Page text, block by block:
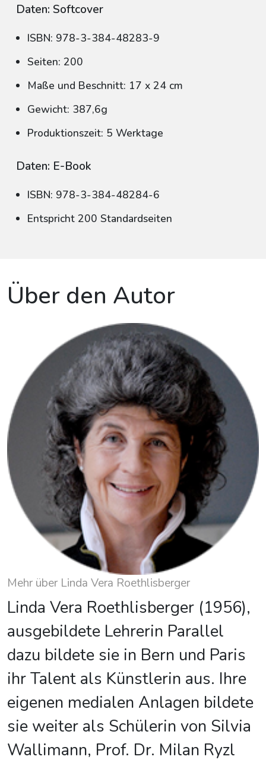
Daten: Softcover
ISBN: 978-3-384-48283-9
Seiten: 200
Maße und Beschnitt: 17 x 24 cm
Gewicht: 387,6g
Produktionszeit: 5 Werktage
Daten: E-Book
ISBN: 978-3-384-48284-6
Entspricht 200 Standardseiten
Über den Autor
Mehr über Linda Vera Roethlisberger
Linda Vera Roethlisberger (1956),
ausgebildete Lehrerin Parallel
dazu bildete sie in Bern und Paris
ihr Talent als Künstlerin aus. Ihre
eigenen medialen Anlagen bildete
sie weiter als Schülerin von Silvia
Wallimann, Prof. Dr. Milan Ryzl